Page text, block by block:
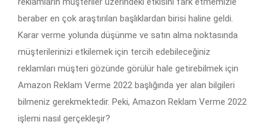
beraber en çok araştırılan başlıklardan birisi haline geldi.
Karar verme yolunda düşünme ve satın alma noktasında
müşterilerinizi etkilemek için tercih edebileceğiniz
reklamları müşteri gözünde görülür hale getirebilmek için
Amazon Reklam Verme 2022 başlığında yer alan bilgileri
bilmeniz gerekmektedir. Peki, Amazon Reklam Verme 2022
işlemi nasıl gerçekleşir?